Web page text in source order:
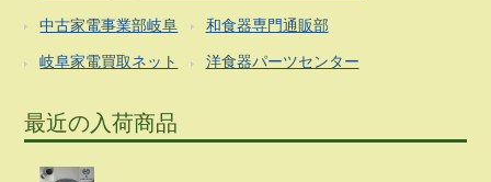
中古家電事業部岐阜 和食器専門通販部
岐阜家電買取ネット 洋食器パーツセンター
最近の入荷商品